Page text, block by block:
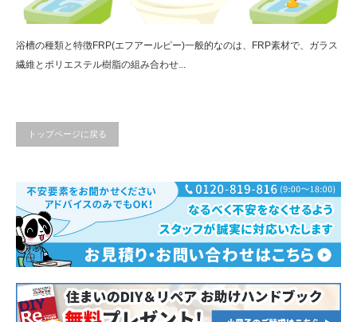
浴槽の種類と特徴FRP(エフアールピー)一般的なのは、FRP素材で、ガラス
繊維とポリエステル樹脂の組み合わせ...
トップページに戻る